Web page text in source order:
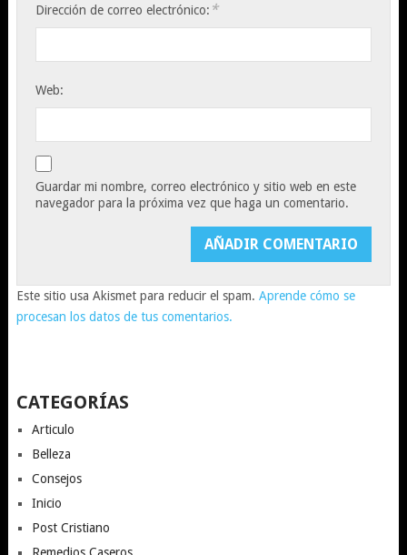
Dirección de correo electrónico: *
Web:
Guardar mi nombre, correo electrónico y sitio web en este
navegador para la próxima vez que haga un comentario.
Este sitio usa Akismet para reducir el spam. Aprende cómo se
procesan los datos de tus comentarios.
CATEGORÍAS
Articulo
Belleza
Consejos
Inicio
Post Cristiano